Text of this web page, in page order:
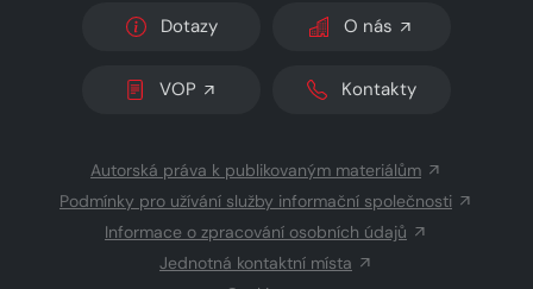
Dotazy O nás
VOP Kontakty
Autorská práva k publikovaným materiálům
Podmínky pro užívání služby informační společnosti
Informace o zpracování osobních údajů
Jednotná kontaktní místa